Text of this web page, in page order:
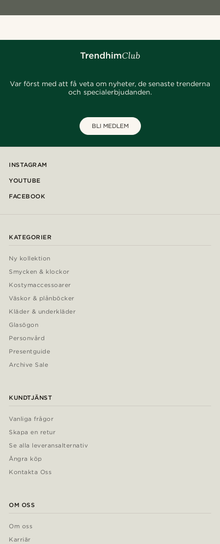
Var först med att få veta om nyheter, de senaste trenderna
och specialerbjudanden.
BLI MEDLEM
INSTAGRAM
YOUTUBE
FACEBOOK
KATEGORIER
Ny kollektion
Smycken & klockor
Kostymaccessoarer
Väskor & plånböcker
Kläder & underkläder
Glasögon
Personvård
Presentguide
Archive Sale
KUNDTJÄNST
Vanliga frågor
Skapa en retur
Se alla leveransalternativ
Ångra köp
Kontakta Oss
OM OSS
Om oss
Karriär